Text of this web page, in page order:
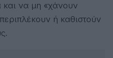
και να μη «χάνουν
ή καθιστούν